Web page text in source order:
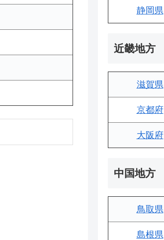
静岡県
近畿地方
滋賀県
京都府
大阪府
中国地方
鳥取県
島根県